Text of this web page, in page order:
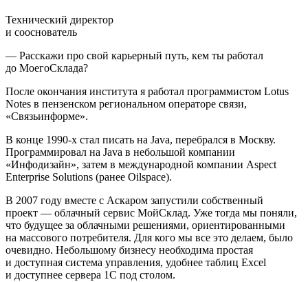
Технический директор
и сооснователь
— Расскажи про свой карьерный путь, кем ты работал
до МоегоСклада?
После окончания института я работал программистом Lotus
Notes в пензенском региональном операторе связи,
«Связьинформе».
В конце 1990-х стал писать на Java, перебрался в Москву.
Программировал на Java в небольшой компании
«Инфодизайн», затем в международной компании Aspect
Enterprise Solutions (ранее Oilspace).
В 2007 году вместе с Аскаром запустили собственный
проект — облачный сервис МойСклад. Уже тогда мы поняли,
что будущее за облачными решениями, ориентированными
на массового потребителя. Для кого мы все это делаем, было
очевидно. Небольшому бизнесу необходима простая
и доступная система управления, удобнее таблиц Excel
и доступнее сервера 1С под столом.